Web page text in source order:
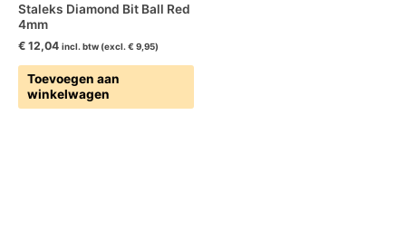
Staleks Diamond Bit Ball Red
4mm
€ 12,04 incl. btw (excl. € 9,95)
Toevoegen aan
winkelwagen